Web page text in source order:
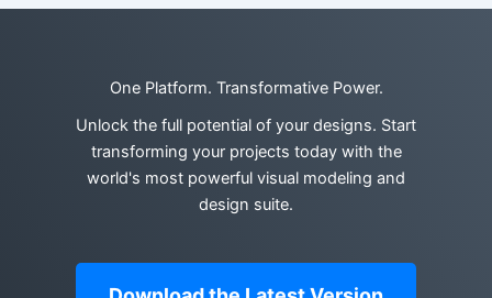
One Platform. Transformative Power.
Unlock the full potential of your designs. Start
transforming your projects today with the
world's most powerful visual modeling and
design suite.